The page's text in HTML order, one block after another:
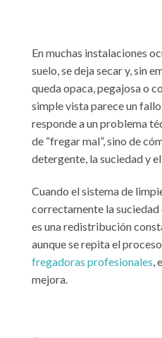
En muchas instalaciones
suelo, se deja secar y, sin
queda opaca, pegajosa o
simple vista parece un
responde a un problema
de “fregar mal”, sino de
detergente, la suciedad y
Cuando el sistema de
correctamente la suciedad
es una redistribución
aunque se repita el
fregadoras profesionales ,
mejora.